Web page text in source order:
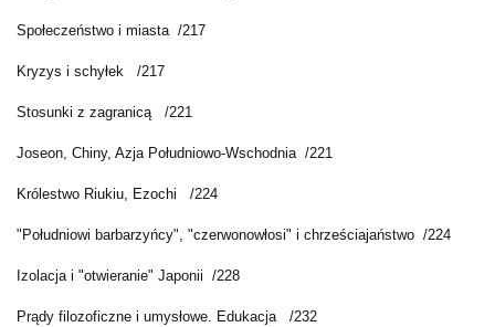
Społeczeństwo i miasta /217
Kryzys i schyłek /217
Stosunki z zagranicą /221
Joseon, Chiny, Azja Południowo-Wschodnia /221
Królestwo Riukiu, Ezochi /224
"Południowi barbarzyńcy", "czerwonowłosi" i chrześciajaństwo /224
Izolacja i "otwieranie" Japonii /228
Prądy filozoficzne i umysłowe. Edukacja /232